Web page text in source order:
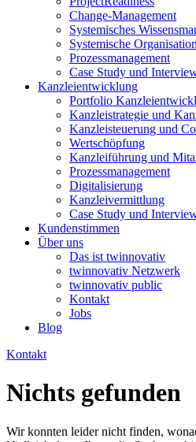
Change-Management
Systemisches
Systemische
Prozessmanagement
Case Study und
Kanzleientwicklung
Portfolio
Kanzleistrategie und
Kanzleisteuerung und
Wertschöpfung
Kanzleiführung und
Prozessmanagement
Digitalisierung
Kanzleivermittlung
Case Study und
Kundenstimmen
Über uns
Das ist twinnovativ
twinnovativ Netzwerk
twinnovativ public
Kontakt
Jobs
Blog
Kontakt
Nichts gefunden
Wir konnten leider nicht finden,